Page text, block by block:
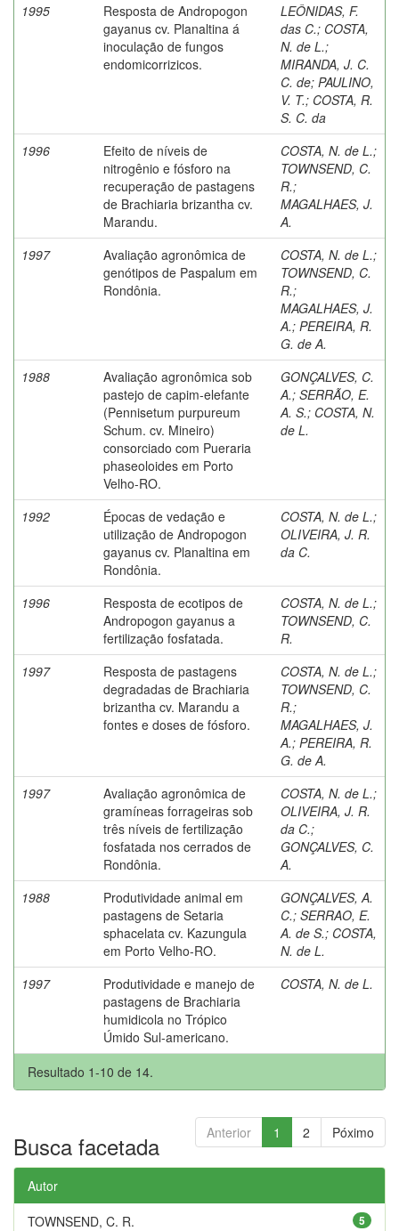
1995
Resposta de Andropogon
gayanus cv. Planaltina á
inoculação de fungos
endomicorrizicos.
LEÔNIDAS, F.
das C.; COSTA,
N. de L.;
MIRANDA, J. C.
C. de; PAULINO,
V. T.; COSTA, R.
S. C. da
1996
Efeito de níveis de
nitrogênio e fósforo na
recuperação de pastagens
de Brachiaria brizantha cv.
Marandu.
COSTA, N. de L.;
TOWNSEND, C.
R.;
MAGALHAES, J.
A.
1997
Avaliação agronômica de
genótipos de Paspalum em
Rondônia.
COSTA, N. de L.;
TOWNSEND, C.
R.;
MAGALHAES, J.
A.; PEREIRA, R.
G. de A.
1988
Avaliação agronômica sob
pastejo de capim-elefante
(Pennisetum purpureum
Schum. cv. Mineiro)
consorciado com Pueraria
phaseoloides em Porto
Velho-RO.
GONÇALVES, C.
A.; SERRÃO, E.
A. S.; COSTA, N.
de L.
1992
Épocas de vedação e
utilização de Andropogon
gayanus cv. Planaltina em
Rondônia.
COSTA, N. de L.;
OLIVEIRA, J. R.
da C.
1996
Resposta de ecotipos de
Andropogon gayanus a
fertilização fosfatada.
COSTA, N. de L.;
TOWNSEND, C.
R.
1997
Resposta de pastagens
degradadas de Brachiaria
brizantha cv. Marandu a
fontes e doses de fósforo.
COSTA, N. de L.;
TOWNSEND, C.
R.;
MAGALHAES, J.
A.; PEREIRA, R.
G. de A.
1997
Avaliação agronômica de
gramíneas forrageiras sob
três níveis de fertilização
fosfatada nos cerrados de
Rondônia.
COSTA, N. de L.;
OLIVEIRA, J. R.
da C.;
GONÇALVES, C.
A.
1988
Produtividade animal em
pastagens de Setaria
sphacelata cv. Kazungula
em Porto Velho-RO.
GONÇALVES, A.
C.; SERRAO, E.
A. de S.; COSTA,
N. de L.
1997
Produtividade e manejo de
pastagens de Brachiaria
humidicola no Trópico
Úmido Sul-americano.
COSTA, N. de L.
Resultado 1-10 de 14.
Anterior 1 2 Póximo
Busca facetada
Autor
5
TOWNSEND, C. R.